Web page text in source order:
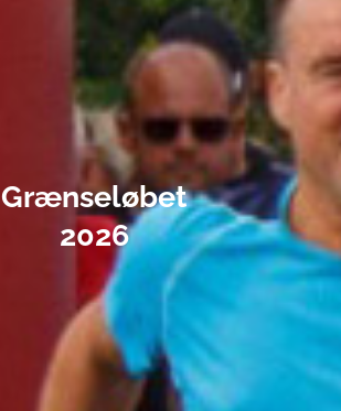
Grænseløbet
2026